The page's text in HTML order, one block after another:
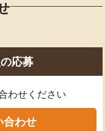
応募
わせください
合わせ